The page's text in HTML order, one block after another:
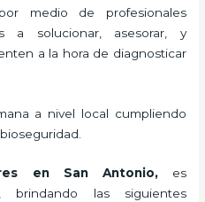
medio de profesionales
a solucionar, asesorar, y
a la hora de diagnosticar
a nivel local cumpliendo
en San Antonio, es
brindando las siguientes